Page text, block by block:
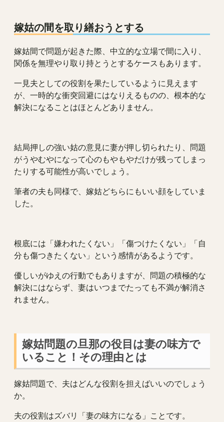
嫁姑の間を取り繕おうとする
嫁姑間で問題が起きた際、中立的な立場で間に入り、
関係を無理やり取り持とうとするケースもあります。
一見夫としての役割を果たしているように見えます
が、一時的な衝突回避にはなりえるものの、根本的な
解決になることはほとんどありません。
結局押しの強い姑の意見に妻が押し切られたり、問題
がうやむやになって心のもやもやだけが残ってしまっ
たりする可能性が高いでしょう。
筆者の夫も同様で、嫁姑どちらにもいい顔をしていま
した。
根底には「嫌われたくない」「傷つけたくない」「自
分も傷つきたくない」という感情があるようです。
優しいがゆえの行動でもありますが、問題の積極的な
解決にはならず、妻はいつまでたっても不満が解消さ
れません。
嫁姑問題の旦那の役目は妻の味方で
いること！その理由とは
嫁姑問題で、夫はどんな役割を担えばいいのでしょう
か。
夫の役割はズバリ「妻の味方になる」ことです。